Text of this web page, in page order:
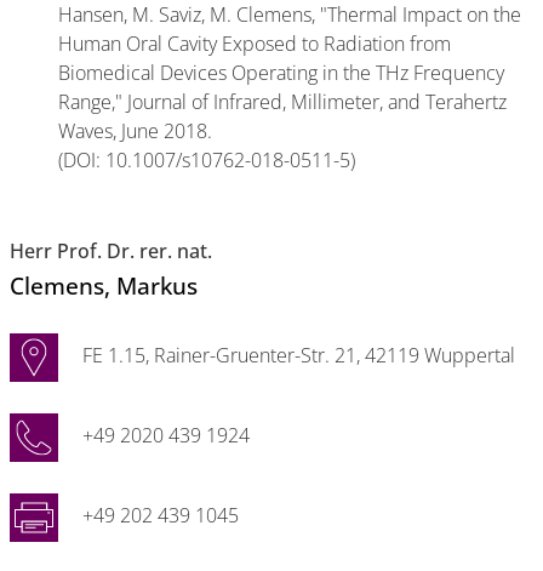
Hansen, M. Saviz, M. Clemens, "Thermal Impact on the
Human Oral Cavity Exposed to Radiation from
Biomedical Devices Operating in the THz Frequency
Range," Journal of Infrared, Millimeter, and Terahertz
Waves, June 2018.
(DOI: 10.1007/s10762-018-0511-5)
Herr Prof. Dr. rer. nat.
Clemens, Markus
FE 1.15, Rainer-Gruenter-Str. 21, 42119 Wuppertal
+49 2020 439 1924
+49 202 439 1045